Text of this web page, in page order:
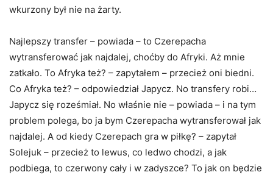
wkurzony był nie na żarty.
Najlepszy transfer – powiada – to Czerepacha
wytransferować jak najdalej, choćby do Afryki. Aż mnie
zatkało. To Afryka też? – zapytałem – przecież oni biedni.
Co Afryka też? – odpowiedział Japycz. No transfery robi…
Japycz się roześmiał. No właśnie nie – powiada – i na tym
problem polega, bo ja bym Czerepacha wytransferował jak
najdalej. A od kiedy Czerepach gra w piłkę? – zapytał
Solejuk – przecież to lewus, co ledwo chodzi, a jak
podbiega, to czerwony cały i w zadyszce? To jak on będzie